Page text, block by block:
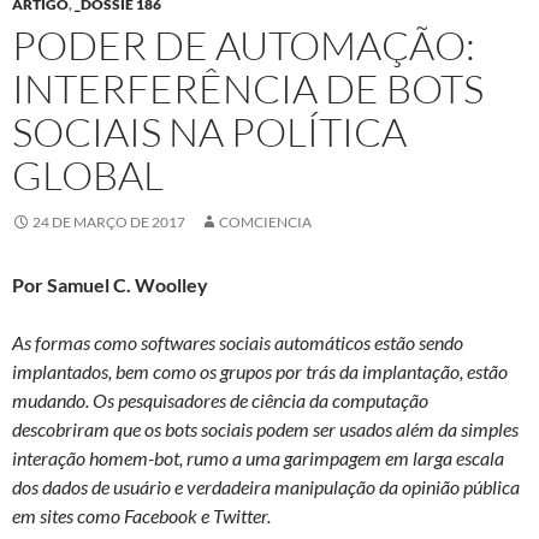
ARTIGO, _DOSSIÊ 186
PODER DE AUTOMAÇÃO:
INTERFERÊNCIA DE BOTS
SOCIAIS NA POLÍTICA
GLOBAL
24 DE MARÇO DE 2017 COMCIENCIA
Por Samuel C. Woolley
As formas como softwares sociais automáticos estão sendo
implantados, bem como os grupos por trás da implantação, estão
mudando. Os pesquisadores de ciência da computação
descobriram que os bots sociais podem ser usados além da simples
interação homem-bot, rumo a uma garimpagem em larga escala
dos dados de usuário e verdadeira manipulação da opinião pública
em sites como Facebook e Twitter.